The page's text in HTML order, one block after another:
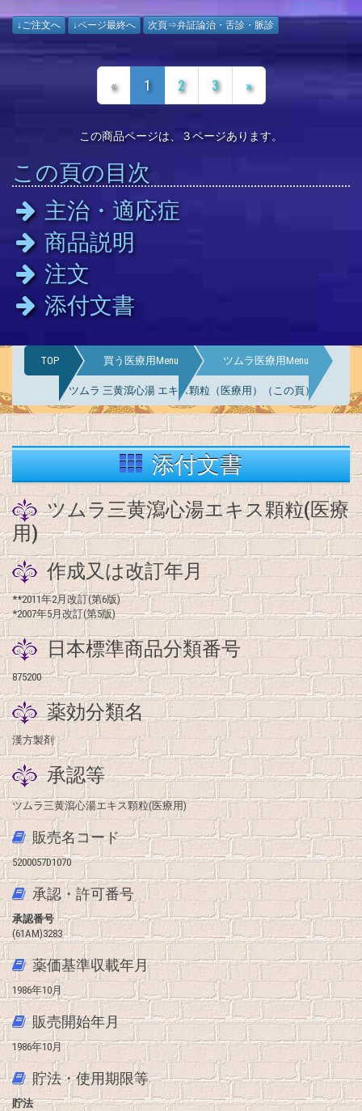
↓ご注文へ ↓ページ最終へ 次頁⇒弁証論治・舌診・脈診
« 1 2 3 »
この商品ページは、３ページあります。
この頁の目次
主治・適応症
商品説明
注文
添付文書
TOP 買う医療用Menu ツムラ医療用Menu
ツムラ 三黄瀉心湯 エキス顆粒（医療用）（この頁）
添付文書
ツムラ三黄瀉心湯エキス顆粒(医療
用)
作成又は改訂年月
**2011年2月改訂(第6版)
*2007年5月改訂(第5版)
日本標準商品分類番号
875200
薬効分類名
漢方製剤
承認等
ツムラ三黄瀉心湯エキス顆粒(医療用)
販売名コード
5200057D1070
承認・許可番号
承認番号
(61AM)3283
薬価基準収載年月
1986年10月
販売開始年月
1986年10月
貯法・使用期限等
貯法